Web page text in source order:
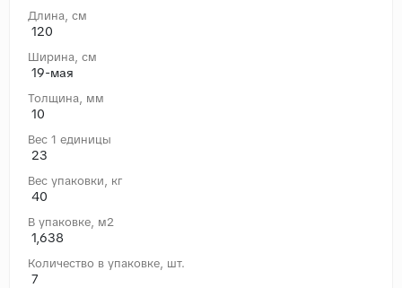
Длина, cм
120
Ширина, cм
19-мая
Толщина, мм
10
Вес 1 единицы
23
Вес упаковки, кг
40
В упаковке, м2
1,638
Количество в упаковке, шт.
7